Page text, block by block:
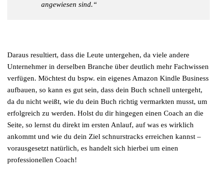
angewiesen sind.“
Daraus resultiert, dass die Leute untergehen, da viele andere
Unternehmer in derselben Branche über deutlich mehr Fachwissen
verfügen. Möchtest du bspw. ein eigenes Amazon Kindle Business
aufbauen, so kann es gut sein, dass dein Buch schnell untergeht,
da du nicht weißt, wie du dein Buch richtig vermarkten musst, um
erfolgreich zu werden. Holst du dir hingegen einen Coach an die
Seite, so lernst du direkt im ersten Anlauf, auf was es wirklich
ankommt und wie du dein Ziel schnurstracks erreichen kannst –
vorausgesetzt natürlich, es handelt sich hierbei um einen
professionellen Coach!